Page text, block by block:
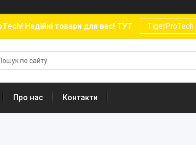
Надійні товари для вас! ТУТ TigerProTech
Про нас Контакти